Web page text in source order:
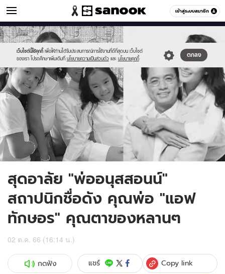
เข้าสู่ระบบสมาชิก
ข่าวบันเทิง หมวดอื่นๆ
เว็บไซต์นี้ใช้คุกกี้ เพื่อให้ท่านได้รับประสบการณ์การใช้งานที่ดีที่สุดบน เว็บไซต์
ของเรา โปรดศึกษาเพิ่มเติมที่ นโยบายความเป็นส่วนตัว และ นโยบายคุกกี้
ตกลง
Sanook
//s.isanook.com/sr/0/images/logo-
new-
sanook.png
600
60
//s.isanook.com/ns/0/ud/1811/9057874/15.jpg
สุดอาลัย "พ่ออนุสสอนน์"
สถาปนิกชื่อดัง คุณพ่อ "แอฟ
ทักษอร" คุณตาของหลานๆ
02 ต.ค. 66 (16:14 น.)
กดฟัง แชร์ Copy link